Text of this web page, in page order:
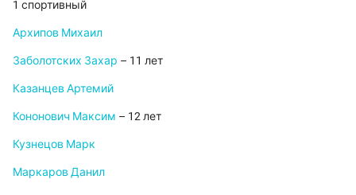
1 спортивный
Архипов Михаил
Заболотских Захар – 11 лет
Казанцев Артемий
Кононович Максим – 12 лет
Кузнецов Марк
Маркаров Данил